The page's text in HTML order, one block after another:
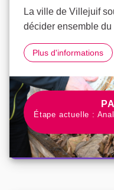
La ville de Villejuif
décider ensemble
Quel avenir pour les
Plus d'informations
Étape actuelle :